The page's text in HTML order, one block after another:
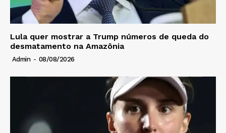
Lula quer mostrar a Trump números de queda do
desmatamento na Amazônia
Admin - 08/08/2026